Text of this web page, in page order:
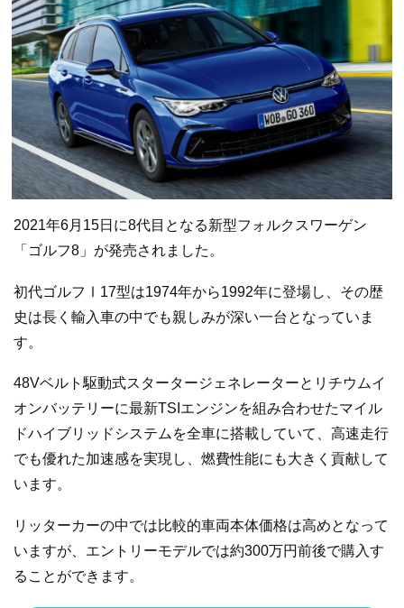
2021年6月15日に8代目となる新型フォルクスワーゲン
「ゴルフ8」が発売されました。
初代ゴルフⅠ17型は1974年から1992年に登場し、その歴
史は長く輸入車の中でも親しみが深い一台となっていま
す。
48Vベルト駆動式スタータージェネレーターとリチウムイ
オンバッテリーに最新TSIエンジンを組み合わせたマイル
ドハイブリッドシステムを全車に搭載していて、高速走行
でも優れた加速感を実現し、燃費性能にも大きく貢献して
います。
リッターカーの中では比較的車両本体価格は高めとなって
いますが、エントリーモデルでは約300万円前後で購入す
ることができます。